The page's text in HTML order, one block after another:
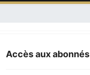
Accès aux abonnés